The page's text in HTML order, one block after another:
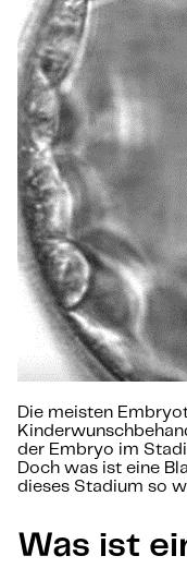
Die meisten
der Embryo im
Doch was ist eine
dieses Stadium so
Was ist